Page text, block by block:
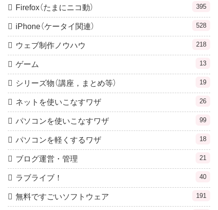
Firefox（たまにニコ動） 395
iPhone（ケータイ関連） 528
ウェブ制作ノウハウ 218
ゲーム 13
シリーズ物（講座，まとめ等） 19
ネットを使いこなすワザ 26
パソコンを使いこなすワザ 99
パソコンを軽くするワザ 18
ブログ運営・管理 21
ラブライブ！ 40
無料ですごいソフトウェア 191